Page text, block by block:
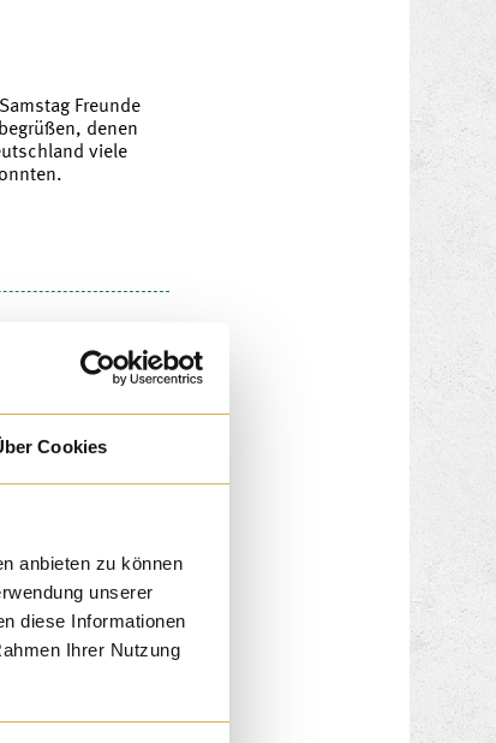
Cookies
anbieten zu können
unserer
diese Informationen
Ihrer Nutzung
Freunde
denen
viele